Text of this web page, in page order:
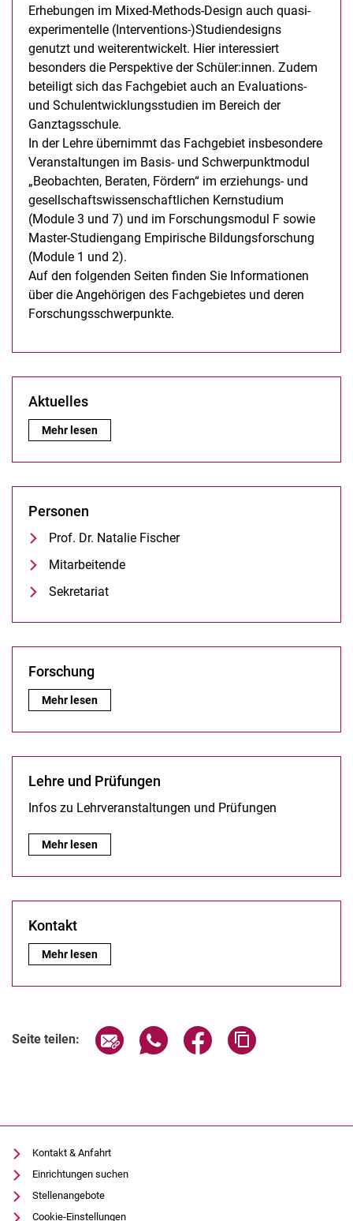
Erhebungen im Mixed-Methods-Design auch quasi-
experimentelle (Interventions-)Studiendesigns
genutzt und weiterentwickelt. Hier interessiert
besonders die Perspektive der Schüler:innen. Zudem
beteiligt sich das Fachgebiet auch an Evaluations-
und Schulentwicklungsstudien im Bereich der
Ganztagsschule.
In der Lehre übernimmt das Fachgebiet insbesondere
Veranstaltungen im Basis- und Schwerpunktmodul
„Beobachten, Beraten, Fördern“ im erziehungs- und
gesellschaftswissenschaftlichen Kernstudium
(Module 3 und 7) und im Forschungsmodul F sowie
Master-Studiengang Empirische Bildungsforschung
(Module 1 und 2).
Auf den folgenden Seiten finden Sie Informationen
über die Angehörigen des Fachgebietes und deren
Forschungsschwerpunkte.
Aktuelles
Aktuelles:
Mehr lesen
Personen
Prof. Dr. Natalie Fischer
Mitarbeitende
Sekretariat
Forschung
Forschung:
Mehr lesen
Lehre und Prüfungen
Infos zu Lehrveranstaltungen und Prüfungen
Lehre und Prüfungen:
Mehr lesen
Kontakt
Kontakt:
Mehr lesen
Seite teilen: Seite über E-Mail teilen
Seite über WhatsApp teilen
Seite über Facebook
Kontakt & Anfahrt
Einrichtungen suchen
Stellenangebote
Cookie-Einstellungen